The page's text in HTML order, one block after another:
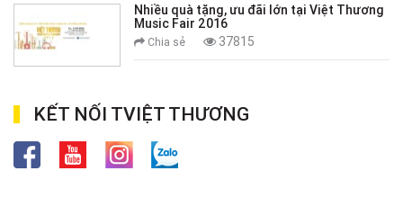
Nhiều quà tặng, ưu đãi lớn tại Việt Thương
Music Fair 2016
Chia sẻ 37815
KẾT NỐI TVIỆT THƯƠNG